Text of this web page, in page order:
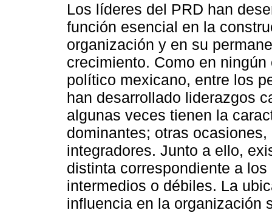
Los líderes del PRD han
función esencial en la
organización y en su
crecimiento. Como en ningún
político mexicano, entre los
han desarrollado liderazgos
algunas veces tienen la
dominantes; otras
integradores. Junto a ello,
distinta correspondiente a
intermedios o débiles. La
influencia en la organización